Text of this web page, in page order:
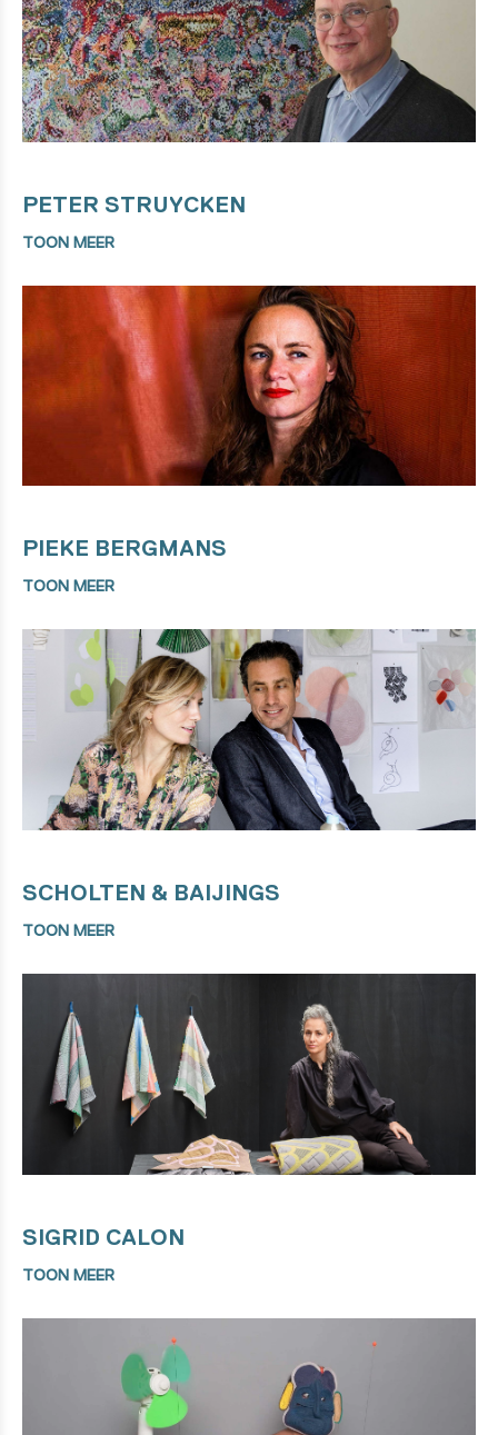
PETER STRUYCKEN
TOON MEER
PIEKE BERGMANS
TOON MEER
SCHOLTEN & BAIJINGS
TOON MEER
SIGRID CALON
TOON MEER